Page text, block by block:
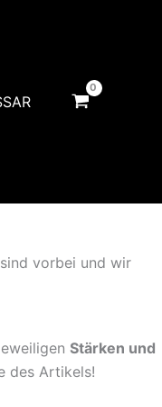
vorbei und wir
Stärken und
des Artikels!